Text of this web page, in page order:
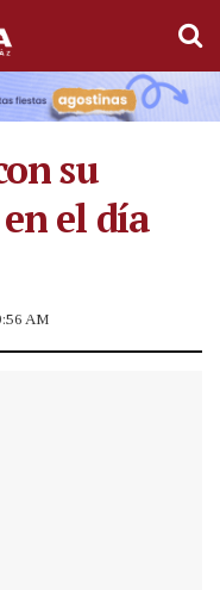
su
el día
AM